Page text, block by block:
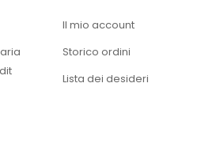
Il mio account
Storico ordini
Lista dei desideri